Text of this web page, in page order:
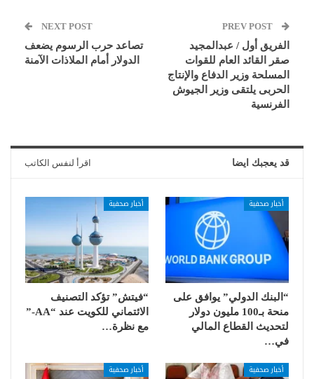
الفريق أول / عبدالمجيد
صقر القائد العام للقوات
المسلحة وزير الدفاع والإنتاج
الحربى يلتقى وزير الجيوش
الفرنسية
NEXT POST
تصاعد حرب الرسوم يضعف
الدولار أمام الملاذات الآمنة
قد يعجبك ايضا اقرأ لنفس الكاتب
أخبار صحفية
“البنك الدولي” يوافق على
منحة بـ100 مليون دولار
لتحديث القطاع المالي
في…
أخبار صحفية
“فيتش” تؤكد التصنيف
الائتماني للكويت عند “AA-”
مع نظرة…
أخبار صحفية أخبار صحفية